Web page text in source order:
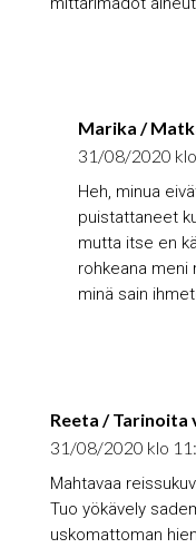
Marika /
31/08/2020
Heh, minua
puistattaneet
mutta itse en
rohkeana meni
minä sain
Reeta / Tarinoita
31/08/2020 klo
Mahtavaa
Tuo yökävely
uskomattoman